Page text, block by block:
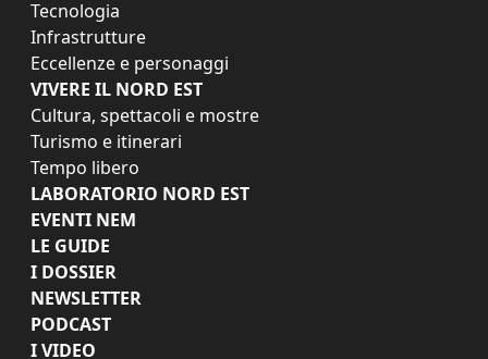
Tecnologia
Infrastrutture
Eccellenze e personaggi
VIVERE IL NORD EST
Cultura, spettacoli e mostre
Turismo e itinerari
Tempo libero
LABORATORIO NORD EST
EVENTI NEM
LE GUIDE
I DOSSIER
NEWSLETTER
PODCAST
I VIDEO